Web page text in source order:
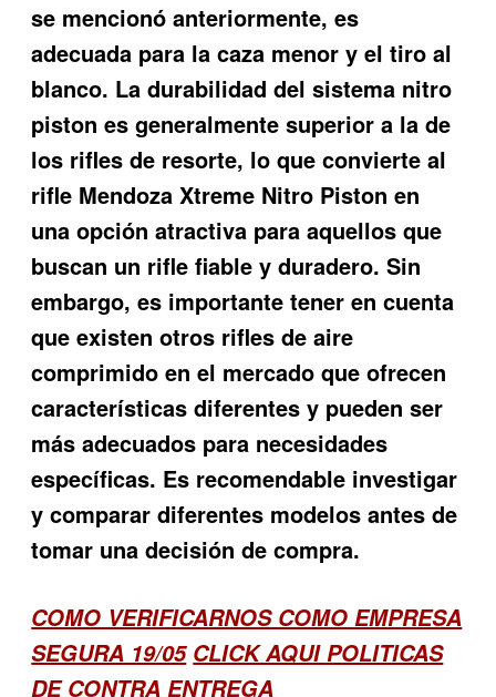
se mencionó anteriormente, es
adecuada para la caza menor y el tiro al
blanco. La durabilidad del sistema nitro
piston es generalmente superior a la de
los rifles de resorte, lo que convierte al
rifle Mendoza Xtreme Nitro Piston en
una opción atractiva para aquellos que
buscan un rifle fiable y duradero. Sin
embargo, es importante tener en cuenta
que existen otros rifles de aire
comprimido en el mercado que ofrecen
características diferentes y pueden ser
más adecuados para necesidades
específicas. Es recomendable investigar
y comparar diferentes modelos antes de
tomar una decisión de compra.
COMO VERIFICARNOS COMO EMPRESA
SEGURA 19/05 CLICK AQUI POLITICAS
DE CONTRA ENTREGA